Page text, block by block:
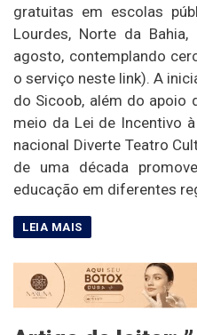
gratuitas em escolas
Lourdes, Norte da
agosto, contemplando
o serviço neste link). A
do Sicoob, além do apoio
meio da Lei de Incentivo
nacional Diverte Teatro
de uma década
educação em diferentes